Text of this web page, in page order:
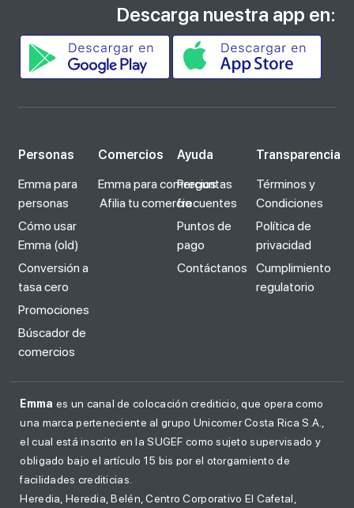
Descarga nuestra app en:
Personas
Emma para
personas
Cómo usar
Emma (old)
Conversión a
tasa cero
Promociones
Búscador de
comercios
Comercios
Emma para comercios
Afilia tu comercio
Ayuda
Preguntas
frecuentes
Puntos de
pago
Contáctanos
Transparencia
Términos y
Condiciones
Política de
privacidad
Cumplimiento
regulatorio
Emma es un canal de colocación crediticio, que opera como
una marca perteneciente al grupo Unicomer Costa Rica S.A.,
el cual está inscrito en la SUGEF como sujeto supervisado y
obligado bajo el artículo 15 bis por el otorgamiento de
facilidades crediticias.
Heredia, Heredia, Belén, Centro Corporativo El Cafetal,